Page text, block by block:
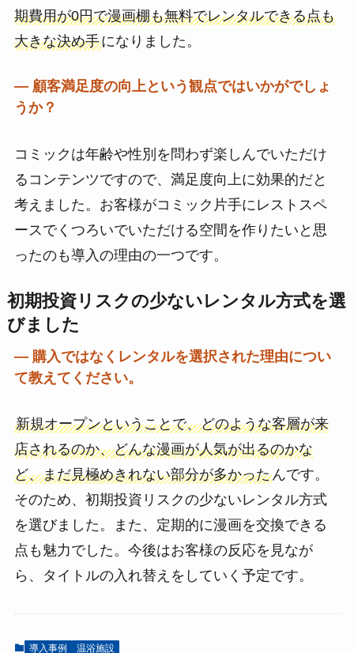
期費用が0円で漫画棚も無料でレンタルできる点も
大きな決め手になりました。
― 顧客満足度の向上という観点ではいかがでしょ
うか？
コミックは年齢や性別を問わず楽しんでいただけ
るコンテンツですので、満足度向上に効果的だと
考えました。お客様がコミック片手にレストスペ
ースでくつろいでいただける空間を作りたいと思
ったのも導入の理由の一つです。
初期投資リスクの少ないレンタル方式を選
びました
― 購入ではなくレンタルを選択された理由につい
て教えてください。
新規オープンということで、どのような客層が来
店されるのか、どんな漫画が人気が出るのかな
ど、まだ見極めきれない部分が多かったんです。
そのため、初期投資リスクの少ないレンタル方式
を選びました。また、定期的に漫画を交換できる
点も魅力でした。今後はお客様の反応を見なが
ら、タイトルの入れ替えをしていく予定です。
導入事例 温浴施設